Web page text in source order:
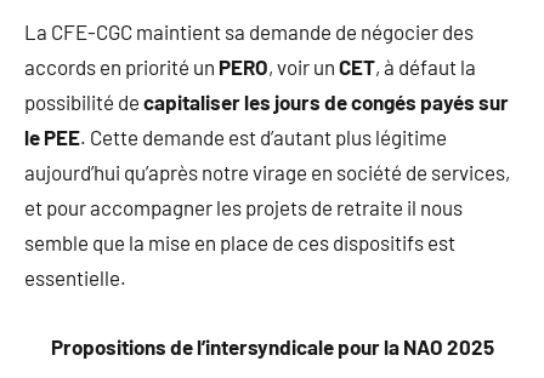
La CFE-CGC maintient sa demande de négocier des
accords en priorité un PERO, voir un CET, à défaut la
possibilité de capitaliser les jours de congés payés sur
le PEE. Cette demande est d’autant plus légitime
aujourd’hui qu’après notre virage en société de services,
et pour accompagner les projets de retraite il nous
semble que la mise en place de ces dispositifs est
essentielle.
Propositions de l’intersyndicale pour la NAO 2025